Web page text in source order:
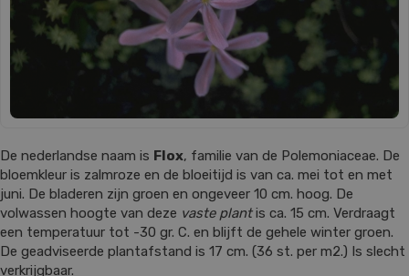
De nederlandse naam is Flox, familie van de Polemoniaceae. De
bloemkleur is zalmroze en de bloeitijd is van ca. mei tot en met
juni. De bladeren zijn groen en ongeveer 10 cm. hoog. De
volwassen hoogte van deze vaste plantis ca. 15 cm. Verdraagt
een temperatuur tot -30 gr. C. en blijft de gehele winter groen.
De geadviseerde plantafstand is 17 cm. (36 st. per m2.) Is slecht
verkrijgbaar.